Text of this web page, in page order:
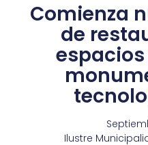
Comienza
de
Ilustre